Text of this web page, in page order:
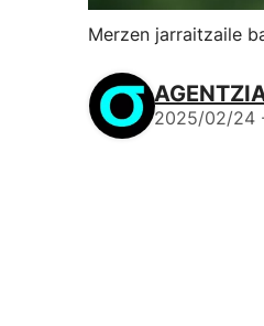
Merzen jarraitzaile
2025/02/24